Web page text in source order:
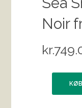
Noir
kr.